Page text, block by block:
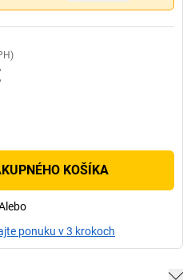
KOŠÍKA
ponuku v 3 krokoch